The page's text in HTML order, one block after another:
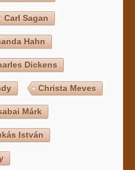
Carl Sagan
Hahn
Dickens
Christa Meves
Márk
István